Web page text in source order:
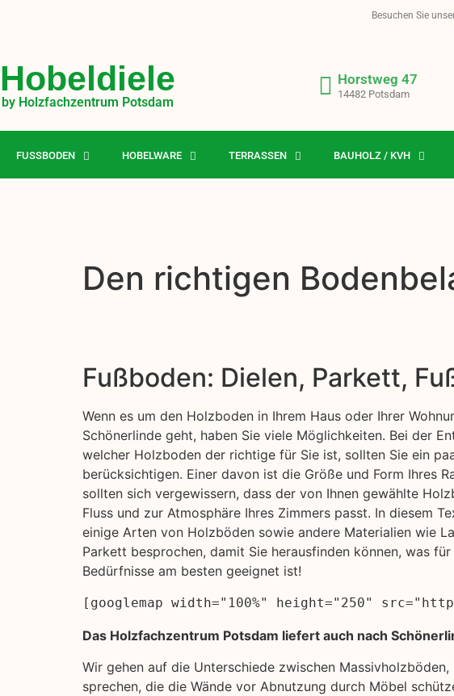
Besuchen Sie
Hobeldiele
by Holzfachzentrum Potsdam
Horstweg 47
14482 Potsdam
FUSSBODEN HOBELWARE TERRASSEN BAUHOLZ / KVH
Den richtigen
Fußboden: Dielen, Parkett,
Wenn es um den Holzboden in Ihrem Haus oder Ihrer
Schönerlinde geht, haben Sie viele Möglichkeiten. Bei der
welcher Holzboden der richtige für Sie ist, sollten Sie ein
berücksichtigen. Einer davon ist die Größe und Form Ihres
sollten sich vergewissern, dass der von Ihnen gewählte
Fluss und zur Atmosphäre Ihres Zimmers passt. In diesem
einige Arten von Holzböden sowie andere Materialien wie
Parkett besprochen, damit Sie herausfinden können, was für
Bedürfnisse am besten geeignet ist!
[googlemap width="100%" height="250"
Das Holzfachzentrum Potsdam liefert auch nach
Wir gehen auf die Unterschiede zwischen
sprechen, die die Wände vor Abnutzung durch Möbel